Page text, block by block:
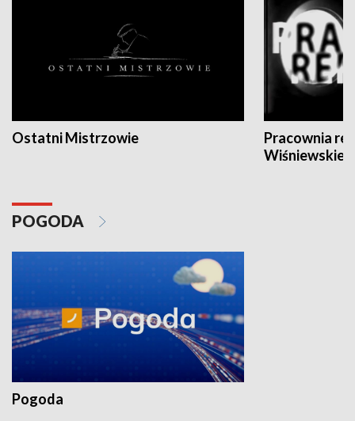
Ostatni Mistrzowie
Pracownia
POGODA
Pogoda